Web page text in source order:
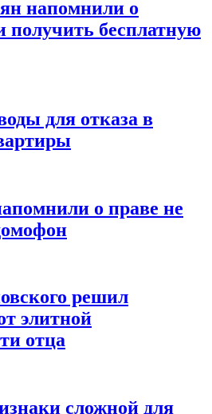
напомнили о
получить бесплатную
для отказа в
о праве не
решил
элитной
отца
сложной для